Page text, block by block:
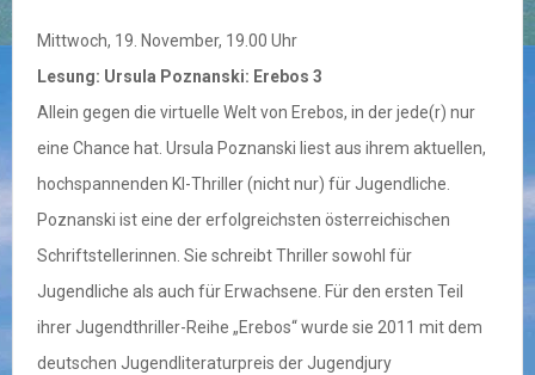
Mittwoch, 19. November, 19.00 Uhr
Lesung: Ursula Poznanski: Erebos 3
Allein gegen die virtuelle Welt von Erebos, in der jede(r) nur
eine Chance hat. Ursula Poznanski liest aus ihrem aktuellen,
hochspannenden KI-Thriller (nicht nur) für Jugendliche.
Poznanski ist eine der erfolgreichsten österreichischen
Schriftstellerinnen. Sie schreibt Thriller sowohl für
Jugendliche als auch für Erwachsene. Für den ersten Teil
ihrer Jugendthriller-Reihe „Erebos“ wurde sie 2011 mit dem
deutschen Jugendliteraturpreis der Jugendjury